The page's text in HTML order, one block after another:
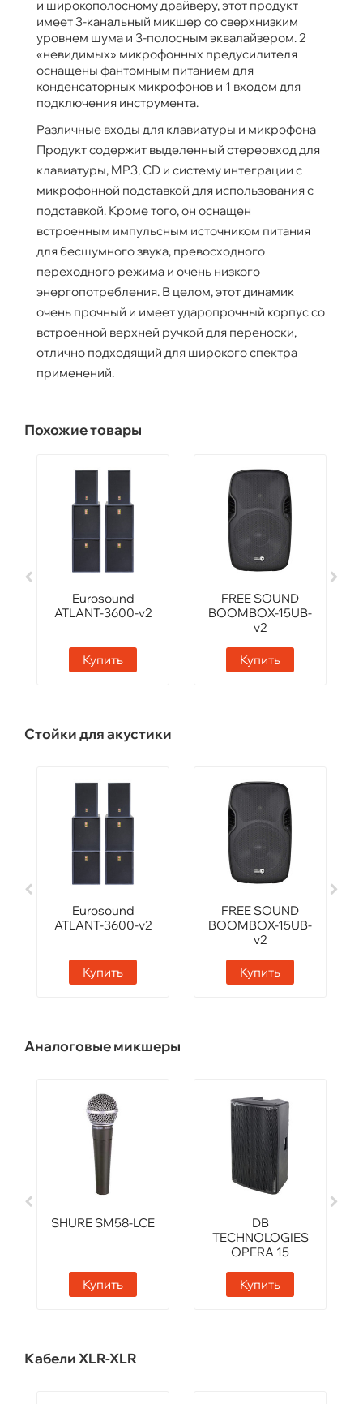
и широкополосному драйверу, этот продукт
имеет 3-канальный микшер со сверхнизким
уровнем шума и 3-полосным эквалайзером. 2
«невидимых» микрофонных предусилителя
оснащены фантомным питанием для
конденсаторных микрофонов и 1 входом для
подключения инструмента.
Различные входы для клавиатуры и микрофона
Продукт содержит выделенный стереовход для
клавиатуры, MP3, CD и систему интеграции с
микрофонной подставкой для использования с
подставкой. Кроме того, он оснащен
встроенным импульсным источником питания
для бесшумного звука, превосходного
переходного режима и очень низкого
энергопотребления. В целом, этот динамик
очень прочный и имеет ударопрочный корпус со
встроенной верхней ручкой для переноски,
отлично подходящий для широкого спектра
применений.
Похожие товары
Eurosound
ATLANT-3600-v2
Купить
FREE SOUND
BOOMBOX-15UB-
v2
Купить
Стойки для акустики
Eurosound
ATLANT-3600-v2
Купить
FREE SOUND
BOOMBOX-15UB-
v2
Купить
Аналоговые микшеры
SHURE SM58-LCE
Купить
DB
TECHNOLOGIES
OPERA 15
Купить
Кабели XLR-XLR